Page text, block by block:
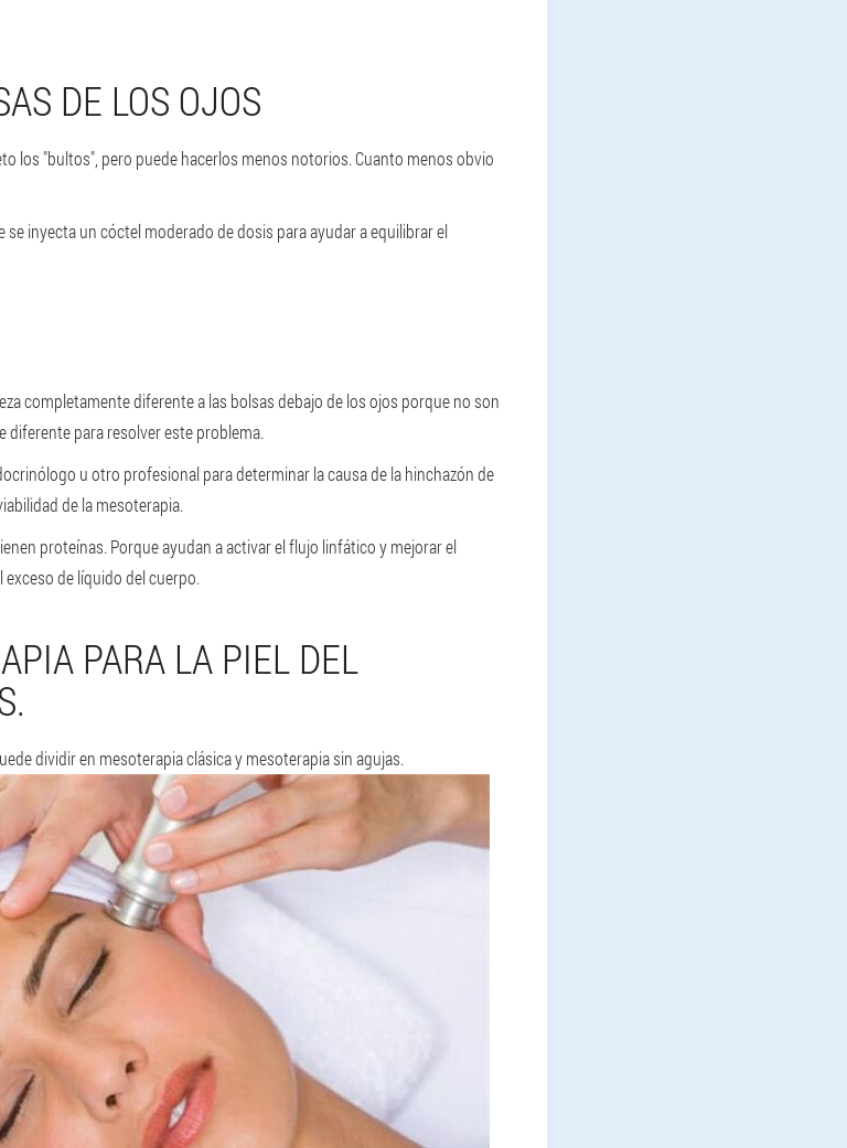
DE LOS OJOS
los "bultos", pero puede hacerlos menos notorios. Cuanto menos obvio
se inyecta un cóctel moderado de dosis para ayudar a equilibrar el
completamente diferente a las bolsas debajo de los ojos porque no son
diferente para resolver este problema.
u otro profesional para determinar la causa de la hinchazón de
de la mesoterapia.
proteínas. Porque ayudan a activar el flujo linfático y mejorar el
de líquido del cuerpo.
PARA LA PIEL DEL
dividir en mesoterapia clásica y mesoterapia sin agujas.